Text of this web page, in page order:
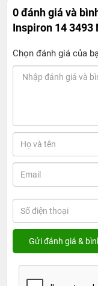
0 đánh giá và
Inspiron 14 3493
Chọn đánh giá của